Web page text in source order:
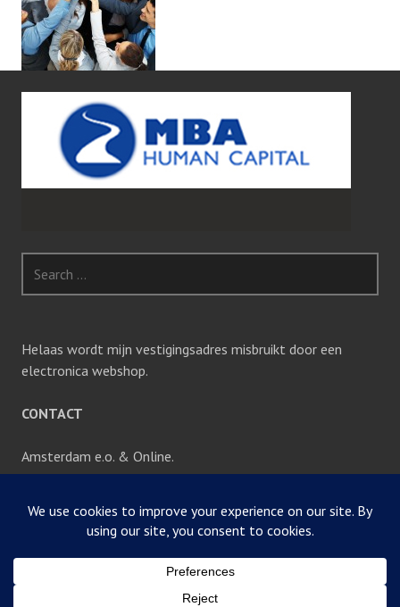
for:
Helaas wordt mijn vestigingsadres misbruikt door een
electronica webshop.
CONTACT
Amsterdam e.o. & Online.
telefoonnummer 06-24719192. Ook kunt u een e-mail
sturen naar: info@mbahumancapital.com